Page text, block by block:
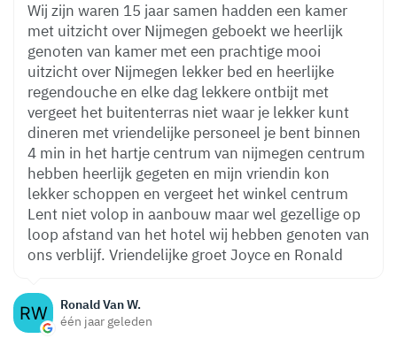
Ronald Van W.
één jaar geleden
Wij zijn waren 15 jaar samen hadden een kamer
met uitzicht over Nijmegen geboekt we heerlijk
genoten van kamer met een prachtige mooi
uitzicht over Nijmegen lekker bed en heerlijke
regendouche en elke dag lekkere ontbijt met
vergeet het buitenterras niet waar je lekker kunt
dineren met vriendelijke personeel je bent binnen
4 min in het hartje centrum van nijmegen centrum
hebben heerlijk gegeten en mijn vriendin kon
lekker schoppen en vergeet het winkel centrum
Lent niet volop in aanbouw maar wel gezellige op
loop afstand van het hotel wij hebben genoten van
ons verblijf. Vriendelijke groet Joyce en Ronald